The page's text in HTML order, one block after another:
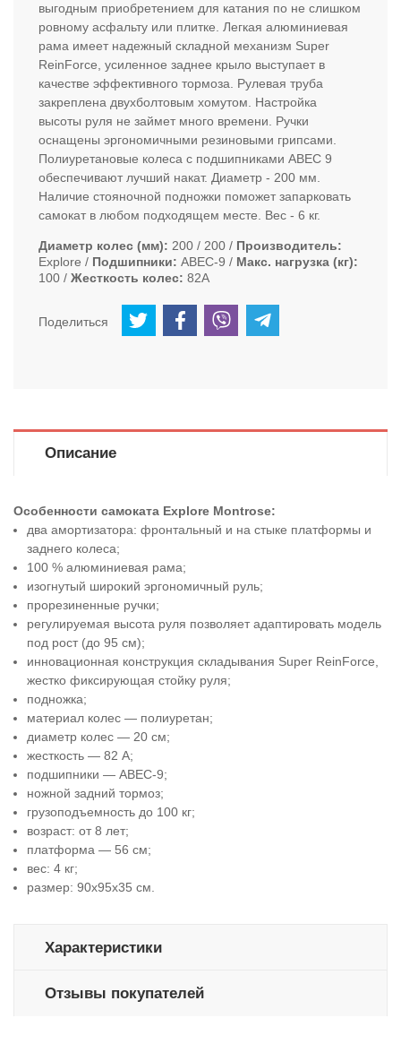
выгодным приобретением для катания по не слишком
ровному асфальту или плитке. Легкая алюминиевая
рама имеет надежный складной механизм Super
ReinForce, усиленное заднее крыло выступает в
качестве эффективного тормоза. Рулевая труба
закреплена двухболтовым хомутом. Настройка
высоты руля не займет много времени. Ручки
оснащены эргономичными резиновыми грипсами.
Полиуретановые колеса с подшипниками ABEC 9
обеспечивают лучший накат. Диаметр - 200 мм.
Наличие стояночной подножки поможет запарковать
самокат в любом подходящем месте. Вес - 6 кг.
Диаметр колес (мм) 200 / 200
Производитель
Explore
Подшипники ABEC-9
Макс. нагрузка (кг)
100
Жесткость колес 82А
Поделиться
Описание
Особенности самоката Explore Montrose:
два амортизатора: фронтальный и на стыке платформы и
заднего колеса;
100 % алюминиевая рама;
изогнутый широкий эргономичный руль;
прорезиненные ручки;
регулируемая высота руля позволяет адаптировать модель
под рост (до 95 см);
инновационная конструкция складывания Super ReinForce,
жестко фиксирующая стойку руля;
подножка;
материал колес — полиуретан;
диаметр колес — 20 см;
жесткость — 82 А;
подшипники — ABEC-9;
ножной задний тормоз;
грузоподъемность до 100 кг;
возраст: от 8 лет;
платформа — 56 см;
вес: 4 кг;
размер: 90х95х35 см.
Характеристики
Отзывы покупателей